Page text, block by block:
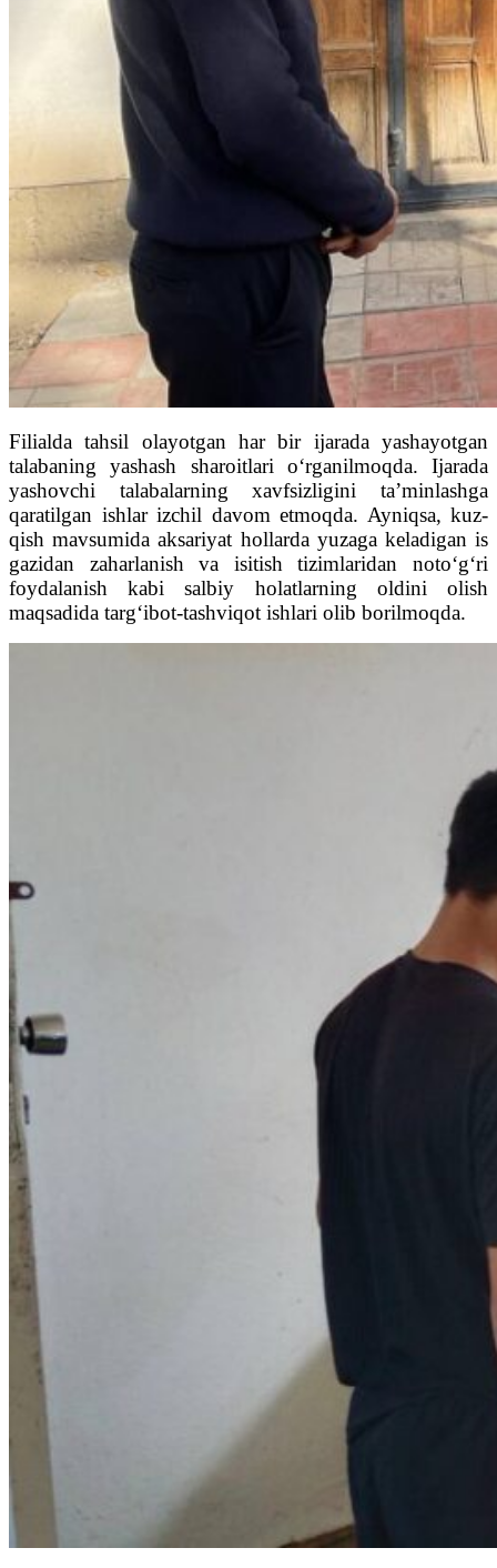
Filialda tahsil olayotgan har bir ijarada yashayotgan
talabaning yashash sharoitlari o‘rganilmoqda. Ijarada
yashovchi talabalarning xavfsizligini ta’minlashga
qaratilgan ishlar izchil davom etmoqda. Ayniqsa, kuz-
qish mavsumida aksariyat hollarda yuzaga keladigan is
gazidan zaharlanish va isitish tizimlaridan noto‘g‘ri
foydalanish kabi salbiy holatlarning oldini olish
maqsadida targ‘ibot-tashviqot ishlari olib borilmoqda.